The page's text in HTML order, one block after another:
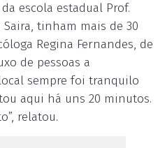
escola estadual Prof.
tinham mais de 30
Regina Fernandes, de
de pessoas a
sempre foi tranquilo
aqui há uns 20 minutos.
relatou.